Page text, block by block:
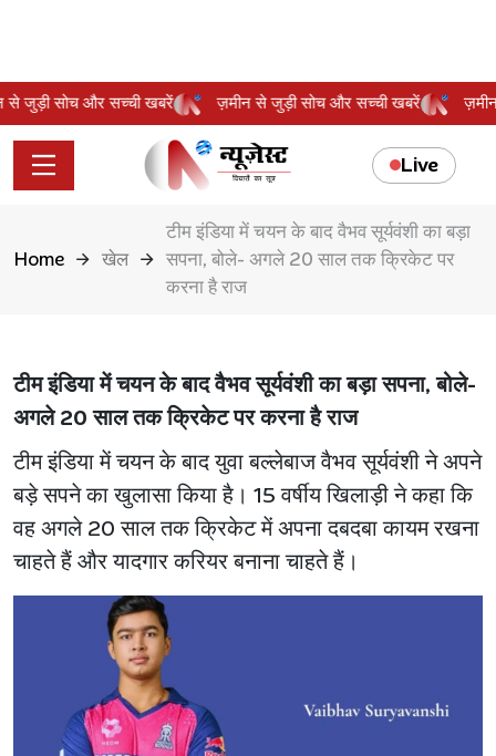
से जुड़ी सोच और सच्ची खबरें ज़मीन से जुड़ी सोच और सच्ची खबरें
Live
Home खेल
टीम इंडिया में चयन के बाद वैभव सूर्यवंशी का बड़ा
सपना, बोले- अगले 20 साल तक क्रिकेट पर
करना है राज
टीम इंडिया में चयन के बाद वैभव सूर्यवंशी का बड़ा सपना, बोले-
अगले 20 साल तक क्रिकेट पर करना है राज
टीम इंडिया में चयन के बाद युवा बल्लेबाज वैभव सूर्यवंशी ने अपने
बड़े सपने का खुलासा किया है। 15 वर्षीय खिलाड़ी ने कहा कि
वह अगले 20 साल तक क्रिकेट में अपना दबदबा कायम रखना
चाहते हैं और यादगार करियर बनाना चाहते हैं।